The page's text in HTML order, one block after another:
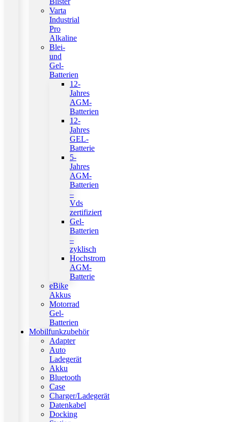
Varta
Industrial
Pro
Alkaline
Blei-
und
Gel-
Batterien
12-
Jahres
AGM-
Batterien
12-
Jahres
GEL-
Batterie
5-
Jahres
AGM-
Batterien
–
Vds
zertifiziert
Gel-
Batterien
–
zyklisch
Hochstrom
AGM-
Batterie
eBike
Akkus
Motorrad
Gel-
Batterien
Mobilfunkzubehör
Adapter
Auto
Ladegerät
Akku
Bluetooth
Case
Charger/Ladegerät
Datenkabel
Docking